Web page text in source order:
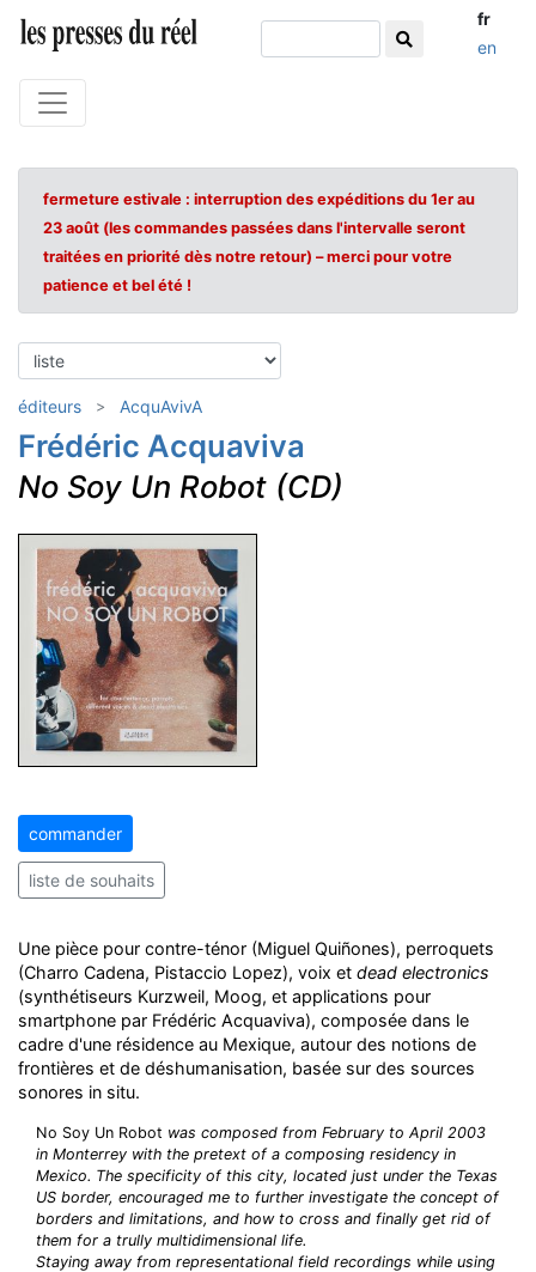
fr
en
fermeture estivale : interruption des expéditions du 1er au
23 août (les commandes passées dans l'intervalle seront
traitées en priorité dès notre retour) – merci pour votre
patience et bel été !
éditeurs AcquAvivA
Frédéric Acquaviva
No Soy Un Robot (CD)
commander
liste de souhaits
Une pièce pour contre-ténor (Miguel Quiñones), perroquets
(Charro Cadena, Pistaccio Lopez), voix et dead electronics
(synthétiseurs Kurzweil, Moog, et applications pour
smartphone par Frédéric Acquaviva), composée dans le
cadre d'une résidence au Mexique, autour des notions de
frontières et de déshumanisation, basée sur des sources
sonores in situ.
No Soy Un Robot was composed from February to April 2003
in Monterrey with the pretext of a composing residency in
Mexico. The specificity of this city, located just under the Texas
US border, encouraged me to further investigate the concept of
borders and limitations, and how to cross and finally get rid of
them for a trully multidimensional life.
Staying away from representational field recordings while using